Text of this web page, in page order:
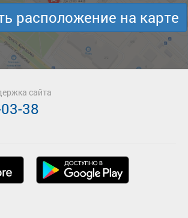
расположение на карте
сайта
38